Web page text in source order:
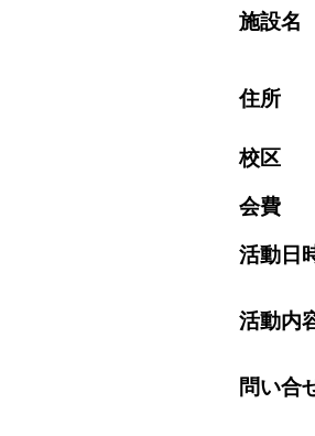
施設名
住所
校区
会費
活動日
活動内
問い合